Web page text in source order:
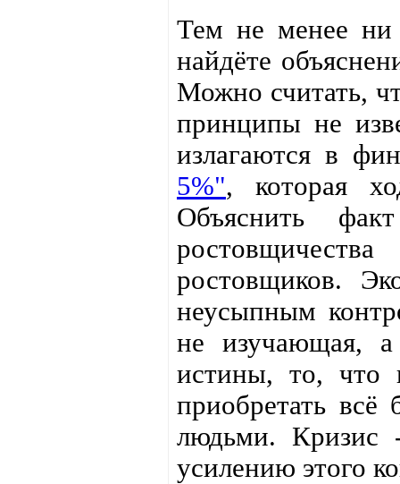
Тем не менее
найдёте
Можно считать,
принципы не
излагаются в
5%", которая
Объяснить
ростовщиков.
неусыпным
не изучающая,
истины, то, что
приобретать
людьми. Кризис
усилению этого